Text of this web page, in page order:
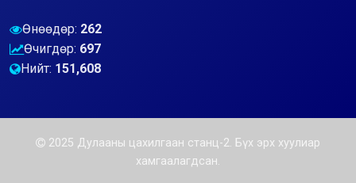
Өнөөдөр: 262
Өчигдөр: 697
Нийт: 151,608
2025 Дулааны цахилгаан станц-2. Бүх эрх хуулиар
хамгаалагдсан.